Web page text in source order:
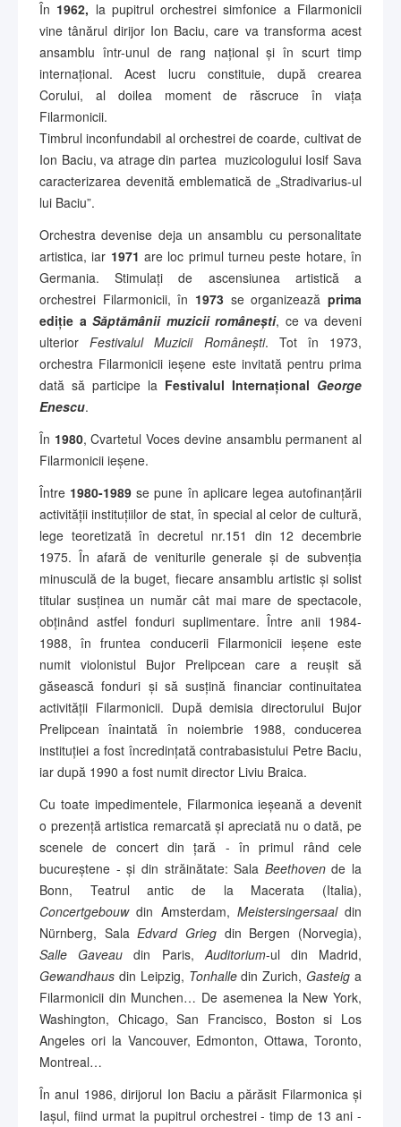
În 1962, la pupitrul orchestrei simfonice a Filarmonicii
vine tânărul dirijor Ion Baciu, care va transforma acest
ansamblu într-unul de rang național și în scurt timp
internațional. Acest lucru constituie, după crearea
Corului, al doilea moment de răscruce în viața
Filarmonicii.
Timbrul inconfundabil al orchestrei de coarde, cultivat de
Ion Baciu, va atrage din partea muzicologului Iosif Sava
caracterizarea devenită emblematică de „Stradivarius-ul
lui Baciu”.
Orchestra devenise deja un ansamblu cu personalitate
artistica, iar 1971 are loc primul turneu peste hotare, în
Germania. Stimulați de ascensiunea artistică a
orchestrei Filarmonicii, în 1973 se organizeazăprima
ediție aSăptămânii muzicii românești, ce va deveni
ulteriorFestivalul Muzicii Românești. Tot în 1973,
orchestra Filarmonicii ieșene este invitată pentru prima
dată să participe la Festivalul Internațional George
Enescu.
În 1980, Cvartetul Voces devine ansamblu permanent al
Filarmonicii ieșene.
Între 1980-1989 se pune în aplicare legea autofinanțării
activității instituțiilor de stat, în special al celor de cultură,
lege teoretizată în decretul nr.151 din 12 decembrie
1975. În afară de veniturile generale și de subvenția
minusculă de la buget, fiecare ansamblu artistic și solist
titular susținea un număr cât mai mare de spectacole,
obținând astfel fonduri suplimentare. Între anii 1984-
1988, în fruntea conducerii Filarmonicii ieșene este
numit violonistul Bujor Prelipcean care a reușit să
găsească fonduri și să susțină financiar continuitatea
activității Filarmonicii. După demisia directorului Bujor
Prelipcean înaintată în noiembrie 1988, conducerea
instituției a fost încredințată contrabasistului Petre Baciu,
iar după 1990 a fost numit director Liviu Braica.
Cu toate impedimentele, Filarmonica ieșeană a devenit
o prezență artistica remarcată și apreciată nu o dată, pe
scenele de concert din țară - în primul rând cele
bucureștene - și din străinătate: Sala Beethovende la
Bonn, Teatrul antic de la Macerata (Italia),
Concertgebouwdin Amsterdam, Meistersingersaaldin
Nürnberg, SalaEdvard Grieg din Bergen (Norvegia),
Salle Gaveau din Paris,Auditorium-ul din Madrid,
Gewandhaus din Leipzig, Tonhalledin Zurich,Gasteig a
Filarmonicii din Munchen… De asemenea la New York,
Washington, Chicago, San Francisco, Boston si Los
Angeles ori la Vancouver, Edmonton, Ottawa, Toronto,
Montreal…
În anul 1986, dirijorul Ion Baciu a părăsit Filarmonica și
Iașul, fiind urmat la pupitrul orchestrei - timp de 13 ani -